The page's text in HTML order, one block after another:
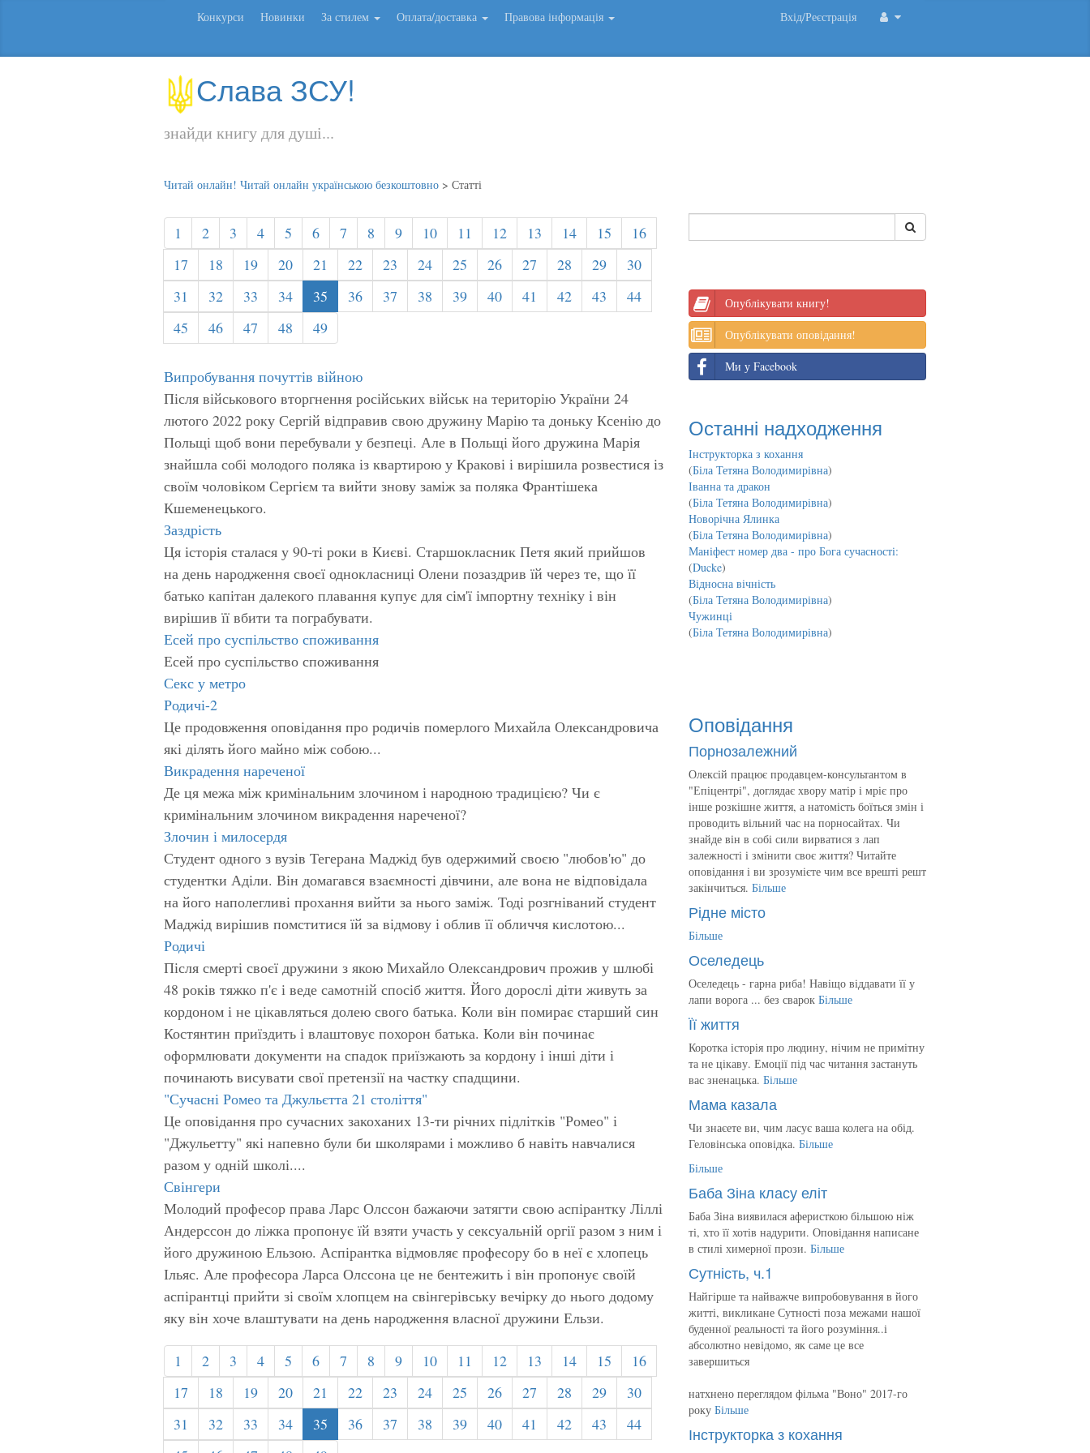
Конкурси Новинки За стилем Оплата/доставка Правова інформація Вхід/Реєстрація
Слава ЗСУ!
знайди книгу для душі...
Читай онлайн! Читай онлайн українською безкоштовно > Статті
1 2 3 4 5 6 7 8 9 10 11 12 13 14 15
16
17
18 19 20 21 22 23 24 25 26 27 28 29
30
31
32 33 34 35 36 37 38 39 40 41 42 43
44
45
46 47 48 49
Випробування почуттів війною
Після військового вторгнення російських військ на територію України 24
лютого 2022 року Сергій відправив свою дружину Марію та доньку Ксенію до
Польщі щоб вони перебували у безпеці. Але в Польщі його дружина Марія
знайшла собі молодого поляка із квартирою у Кракові і вирішила розвестися із
своїм чоловіком Сергієм та вийти знову заміж за поляка Франтішека
Кшеменецького.
Заздрість
Ця історія сталася у 90-ті роки в Києві. Старшокласник Петя який прийшов
на день народження своєї однокласниці Олени позаздрив їй через те, що її
батько капітан далекого плавання купує для сім'ї імпортну техніку і він
вирішив її вбити та пограбувати.
Есей про суспільство споживання
Есей про суспільство споживання
Секс у метро
Родичі-2
Це продовження оповідання про родичів померлого Михайла Олександровича
які ділять його майно між собою...
Викрадення нареченої
Де ця межа між кримінальним злочином і народною традицією? Чи є
кримінальним злочином викрадення нареченої?
Злочин і милосердя
Студент одного з вузів Тегерана Маджід був одержимий своєю "любов'ю" до
студентки Аділи. Він домагався взаємності дівчини, але вона не відповідала
на його наполегливі прохання вийти за нього заміж. Тоді розгніваний студент
Маджід вирішив помститися їй за відмову і облив її обличчя кислотою...
Родичі
Після смерті своєї дружини з якою Михайло Олександрович прожив у шлюбі
48 років тяжко п'є і веде самотній спосіб життя. Його дорослі діти живуть за
кордоном і не цікавляться долею свого батька. Коли він помирає старший син
Костянтин приїздить і влаштовує похорон батька. Коли він починає
оформлювати документи на спадок приїзжають за кордону і інші діти і
починають висувати свої претензії на частку спадщини.
"Сучасні Ромео та Джульєтта 21 століття"
Це оповідання про сучасних закоханих 13-ти річних підлітків "Ромео" і
"Джульетту" які напевно були би школярами і можливо б навіть навчалися
разом у одній школі....
Свінгери
Молодий професор права Ларс Олссон бажаючи затягти свою аспірантку Ліллі
Андерссон до ліжка пропонує їй взяти участь у сексуальній оргії разом з ним і
його дружиною Ельзою. Аспірантка відмовляє професору бо в неї є хлопець
Ільяс. Але професора Ларса Олссона це не бентежить і він пропонує своїй
аспірантці прийти зі своїм хлопцем на свінгерівську вечірку до нього додому
яку він хоче влаштувати на день народження власної дружини Ельзи.
1 2 3 4 5 6 7 8 9 10 11 12 13 14 15
16
17
18 19 20 21 22 23 24 25 26 27 28 29
30
31
32 33 34 35 36 37 38 39 40 41 42 43
44
Опублікувати книгу!
Опублікувати оповідання!
Ми у Facebook
Останні надходження
Інструкторка з кохання
(Біла Тетяна Володимирівна)
Іванна та дракон
(Біла Тетяна Володимирівна)
Новорічна Ялинка
(Біла Тетяна Володимирівна)
Маніфест номер два - про Бога сучасності:
(Ducke)
Відносна вічність
(Біла Тетяна Володимирівна)
Чужинці
(Біла Тетяна Володимирівна)
Оповідання
Порнозалежний
Олексій працює продавцем-консультантом в
"Епіцентрі", доглядає хвору матір і мріє про
інше розкішне життя, а натомість боїться змін і
проводить вільний час на порносайтах. Чи
знайде він в собі сили вирватися з лап
залежності і змінити своє життя? Читайте
оповідання і ви зрозумієте чим все врешті решт
закінчиться. Більше
Рідне місто
Більше
Оселедець
Оселедець - гарна риба! Навіщо віддавати її у
лапи ворога ... без сварок Більше
Її життя
Коротка історія про людину, нічим не примітну
та не цікаву. Емоції під час читання застануть
вас зненацька. Більше
Мама казала
Чи знаєете ви, чим ласує ваша колега на обід.
Геловінська оповідка. Більше
Більше
Баба Зіна класу еліт
Баба Зіна виявилася аферисткою більшою ніж
ті, хто її хотів надурити. Оповідання написане
в стилі химерної прози. Більше
Сутність, ч.1
Найгірше та найважче випробовування в його
житті, викликане Сутності поза межами нашої
буденної реальності та його розуміння..і
абсолютно невідомо, як саме це все
завершиться
натхнено переглядом фільма "Воно" 2017-го
року Більше
Інструкторка з кохання